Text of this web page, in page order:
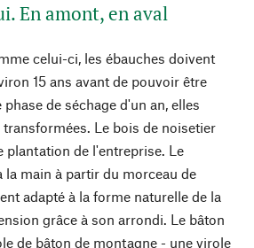
En amont, en aval
celui-ci, les ébauches doivent
15 ans avant de pouvoir être
de séchage d'un an, elles
Le bois de noisetier
plantation de l'entreprise. Le
la main à partir du morceau de
adapté à la forme naturelle de la
grâce à son arrondi. Le bâton
de bâton de montagne - une virole